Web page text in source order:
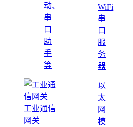
动、
串
口
助
手
等
工业通信
网关
WiFi
串
口
服
务
器
以
太
网
模